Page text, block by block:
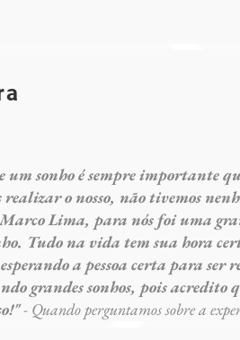
um sonho é sempre importante
realizar o nosso, não tivemos
Lima, para nós foi uma
Tudo na vida tem sua hora
a pessoa certa para ser
grandes sonhos, pois
- Quando perguntamos sobre a